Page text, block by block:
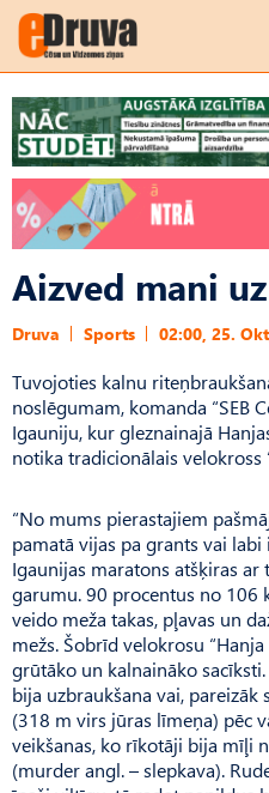
Aizved mani
Druva Sports 02:00, 25.
Tuvojoties kalnu
noslēgumam, komanda “SEB
Igauniju, kur gleznainajā
notika tradicionālais velokross
“No mums pierastajiem
pamatā vijas pa grants vai
Igaunijas maratons atšķiras ar
garumu. 90 procentus no 106
veido meža takas, pļavas un
mežs. Šobrīd velokrosu
grūtāko un kalnaināko
bija uzbraukšana vai,
(318 m virs jūras līmeņa) pēc
veikšanas, ko rīkotāji bija mīļi
(murder angl. – slepkava).